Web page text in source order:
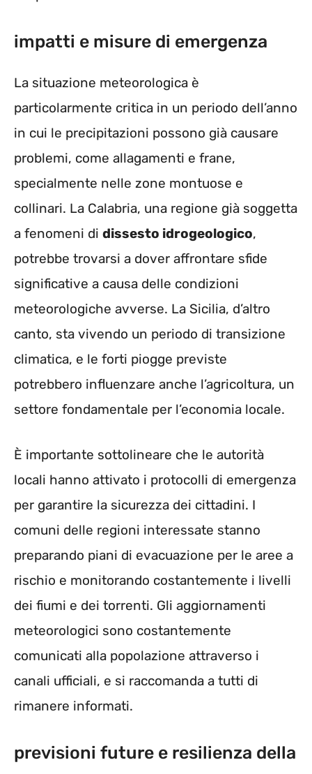
impatti e misure di emergenza
La situazione meteorologica è
particolarmente critica in un periodo dell’anno
in cui le precipitazioni possono già causare
problemi, come allagamenti e frane,
specialmente nelle zone montuose e
collinari. La Calabria, una regione già soggetta
a fenomeni di dissesto idrogeologico,
potrebbe trovarsi a dover affrontare sfide
significative a causa delle condizioni
meteorologiche avverse. La Sicilia, d’altro
canto, sta vivendo un periodo di transizione
climatica, e le forti piogge previste
potrebbero influenzare anche l’agricoltura, un
settore fondamentale per l’economia locale.
È importante sottolineare che le autorità
locali hanno attivato i protocolli di emergenza
per garantire la sicurezza dei cittadini. I
comuni delle regioni interessate stanno
preparando piani di evacuazione per le aree a
rischio e monitorando costantemente i livelli
dei fiumi e dei torrenti. Gli aggiornamenti
meteorologici sono costantemente
comunicati alla popolazione attraverso i
canali ufficiali, e si raccomanda a tutti di
rimanere informati.
previsioni future e resilienza della